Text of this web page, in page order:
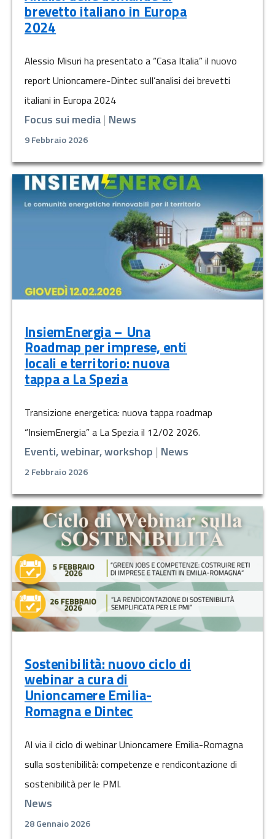
brevetto italiano in Europa
2024
Alessio Misuri ha presentato a “Casa Italia” il nuovo
report Unioncamere-Dintec sull’analisi dei brevetti
italiani in Europa 2024
Focus sui media| News
9 Febbraio 2026
InsiemEnergia – Una
Roadmap per imprese, enti
locali e territorio: nuova
tappa a La Spezia
Transizione energetica: nuova tappa roadmap
“InsiemEnergia” a La Spezia il 12/02 2026.
Eventi, webinar, workshop | News
2 Febbraio 2026
Sostenibilità: nuovo ciclo di
webinar a cura di
Unioncamere Emilia-
Romagna e Dintec
Al via il ciclo di webinar Unioncamere Emilia-Romagna
sulla sostenibilità: competenze e rendicontazione di
sostenibilità per le PMI.
News
28 Gennaio 2026